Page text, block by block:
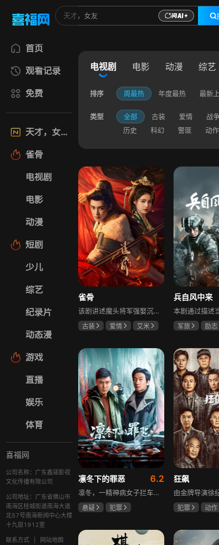
首页
观看记录
免费
天才，女友
雀骨
电视剧
电影
动漫
短剧
少儿
综艺
纪录片
动态漫
游戏
直播
娱乐
体育
喜福网
公司名称：广东鑫锘影视
文化传播有限公司
公司地址：广东省佛山市
南海区桂城街道南海大道
北57号南海新闻中心大楼
十九层1912室
联系方式
网站地图
电视剧 电影 动漫 综艺
排序 周最热 年度最热 最新
类型 全部 古装 爱情
战
历史
科幻 警匪 动作
雀骨
该剧讲述魔头将军强娶沉迷机关术的财迷假千金，两人从契约夫妻起步，在生死局中互扒马甲，爱意与杀意交织共生。过程中他们揭露朝堂阴谋，破解生死乱局，最终共同守护家国太平，融合了权谋、爱情、冒险等多重元素，情节跌宕起伏。
古装 爱情
艾米
兵自风中来
军旅
励志
凛冬下的罪恶 6.2
凛冬，一精神病女子拦车报案，称丈夫杀人，刑警沈栋梁吴红兵由此揭开系列碎尸案真相。然而风浪未平，储蓄所抢劫杀人案，少女失踪案，流窜抢车案接连发生，沈栋梁与吴红兵追凶之际，竟牵出改变二人命运的人性悲剧。
悬疑
犯罪
狂飙
犯罪
动作